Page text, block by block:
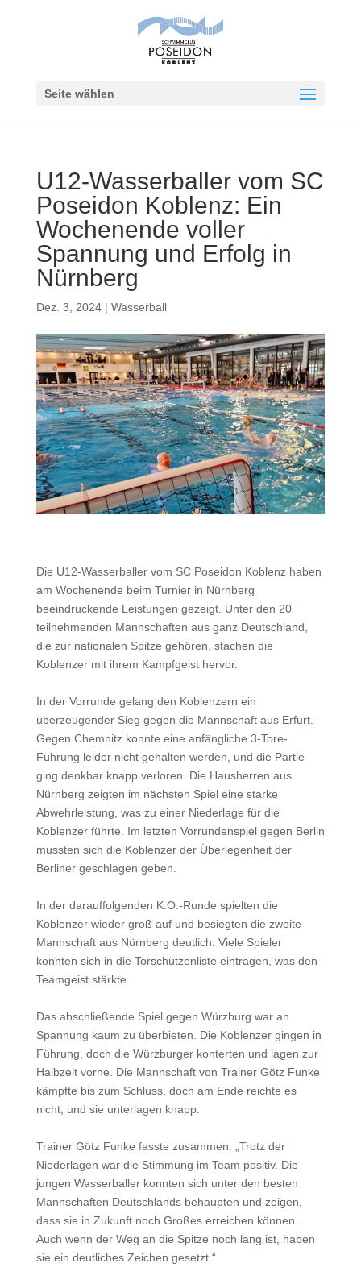
Seite wählen
U12-Wasserballer vom SC
Poseidon Koblenz: Ein
Wochenende voller
Spannung und Erfolg in
Nürnberg
Dez. 3, 2024| Wasserball
Die U12-Wasserballer vom SC Poseidon Koblenz haben
am Wochenende beim Turnier in Nürnberg
beeindruckende Leistungen gezeigt. Unter den 20
teilnehmenden Mannschaften aus ganz Deutschland,
die zur nationalen Spitze gehören, stachen die
Koblenzer mit ihrem Kampfgeist hervor.
In der Vorrunde gelang den Koblenzern ein
überzeugender Sieg gegen die Mannschaft aus Erfurt.
Gegen Chemnitz konnte eine anfängliche 3-Tore-
Führung leider nicht gehalten werden, und die Partie
ging denkbar knapp verloren. Die Hausherren aus
Nürnberg zeigten im nächsten Spiel eine starke
Abwehrleistung, was zu einer Niederlage für die
Koblenzer führte. Im letzten Vorrundenspiel gegen Berlin
mussten sich die Koblenzer der Überlegenheit der
Berliner geschlagen geben.
In der darauffolgenden K.O.-Runde spielten die
Koblenzer wieder groß auf und besiegten die zweite
Mannschaft aus Nürnberg deutlich. Viele Spieler
konnten sich in die Torschützenliste eintragen, was den
Teamgeist stärkte.
Das abschließende Spiel gegen Würzburg war an
Spannung kaum zu überbieten. Die Koblenzer gingen in
Führung, doch die Würzburger konterten und lagen zur
Halbzeit vorne. Die Mannschaft von Trainer Götz Funke
kämpfte bis zum Schluss, doch am Ende reichte es
nicht, und sie unterlagen knapp.
Trainer Götz Funke fasste zusammen: „Trotz der
Niederlagen war die Stimmung im Team positiv. Die
jungen Wasserballer konnten sich unter den besten
Mannschaften Deutschlands behaupten und zeigen,
dass sie in Zukunft noch Großes erreichen können.
Auch wenn der Weg an die Spitze noch lang ist, haben
sie ein deutliches Zeichen gesetzt.“